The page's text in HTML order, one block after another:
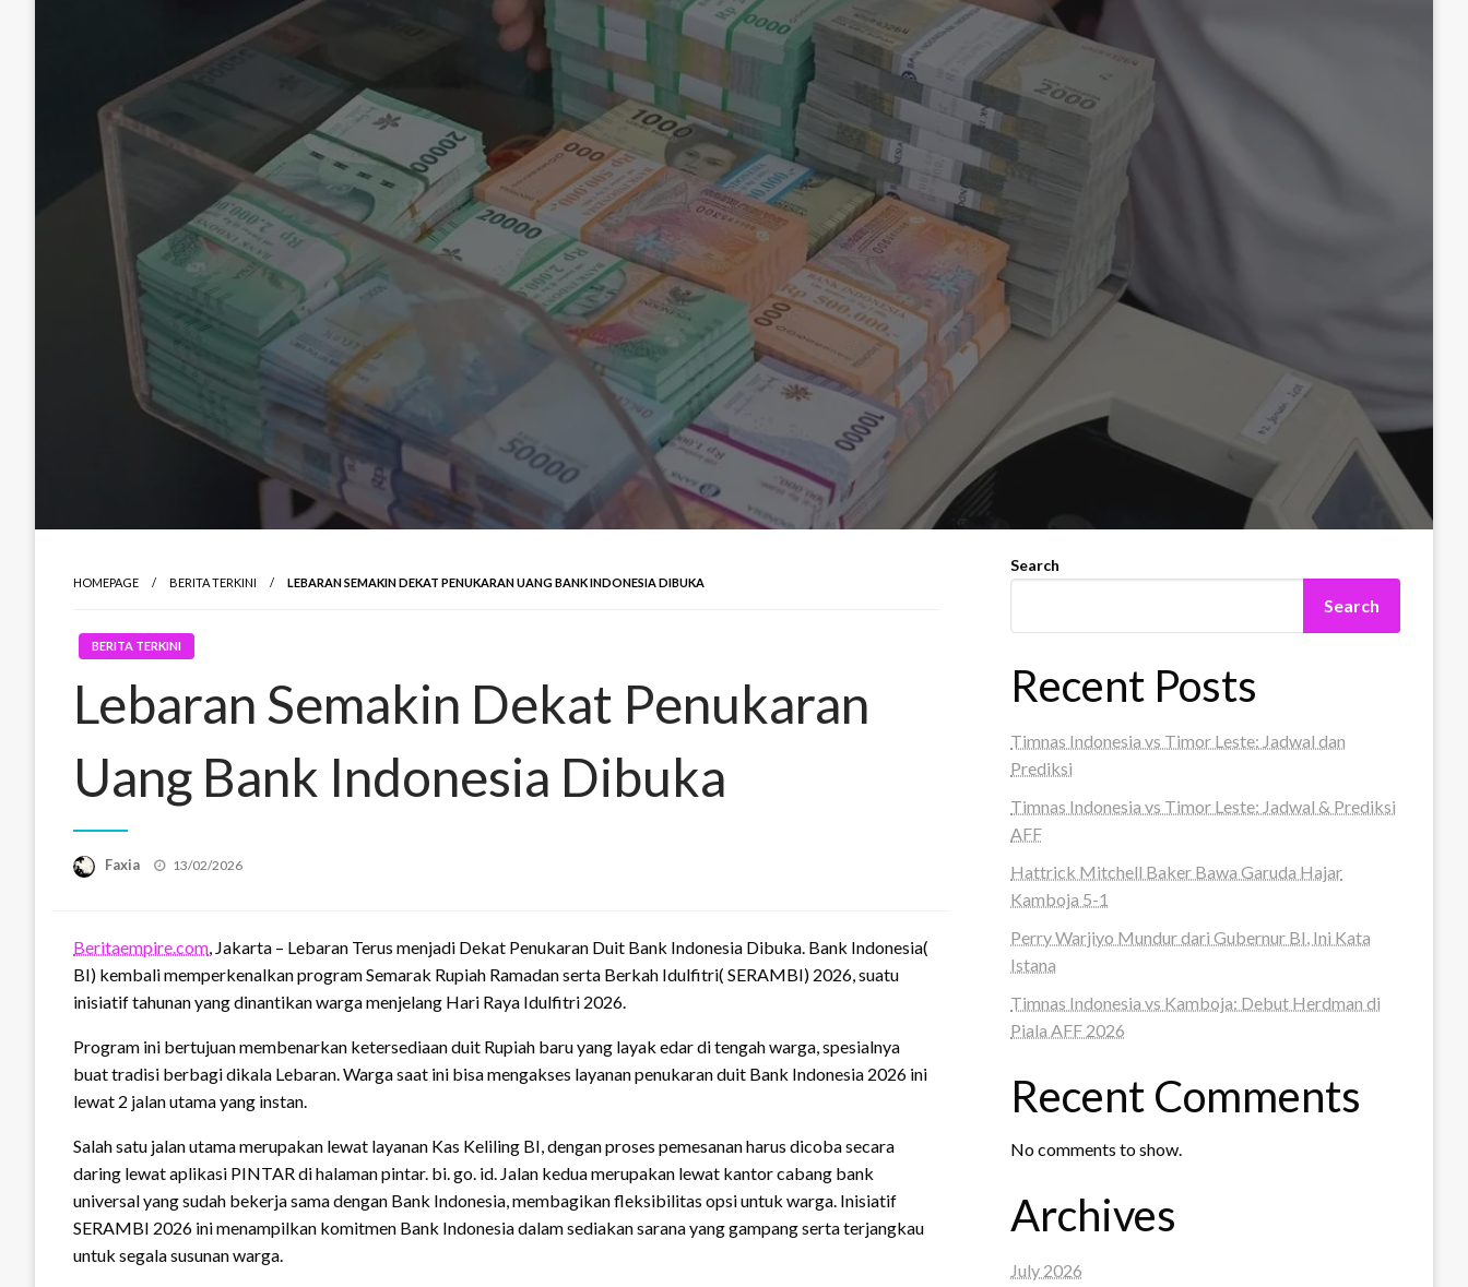
HOMEPAGE BERITA TERKINI LEBARAN SEMAKIN DEKAT PENUKARAN UANG BANK INDONESIA DIBUKA
BERITA TERKINI
Lebaran Semakin Dekat Penukaran
Uang Bank Indonesia Dibuka
Faxia
Posted
13/02/2026
Beritaempire.com, Jakarta – Lebaran Terus menjadi Dekat Penukaran Duit Bank Indonesia Dibuka. Bank Indonesia(
BI) kembali memperkenalkan program Semarak Rupiah Ramadan serta Berkah Idulfitri( SERAMBI) 2026, suatu
inisiatif tahunan yang dinantikan warga menjelang Hari Raya Idulfitri 2026.
Program ini bertujuan membenarkan ketersediaan duit Rupiah baru yang layak edar di tengah warga, spesialnya
buat tradisi berbagi dikala Lebaran. Warga saat ini bisa mengakses layanan penukaran duit Bank Indonesia 2026 ini
lewat 2 jalan utama yang instan.
Salah satu jalan utama merupakan lewat layanan Kas Keliling BI, dengan proses pemesanan harus dicoba secara
daring lewat aplikasi PINTAR di halaman pintar. bi. go. id. Jalan kedua merupakan lewat kantor cabang bank
universal yang sudah bekerja sama dengan Bank Indonesia, membagikan fleksibilitas opsi untuk warga. Inisiatif
SERAMBI 2026 ini menampilkan komitmen Bank Indonesia dalam sediakan sarana yang gampang serta terjangkau
untuk segala susunan warga.
Search
Search
Recent Posts
Timnas Indonesia vs Timor Leste: Jadwal dan
Prediksi
Timnas Indonesia vs Timor Leste: Jadwal & Prediksi
AFF
Hattrick Mitchell Baker Bawa Garuda Hajar
Kamboja 5-1
Perry Warjiyo Mundur dari Gubernur BI, Ini Kata
Istana
Timnas Indonesia vs Kamboja: Debut Herdman di
Piala AFF 2026
Recent Comments
No comments to show.
Archives
July 2026